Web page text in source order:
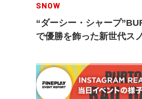
SNOW
“ダーシー・シャープ
で優勝を飾った新世代ス